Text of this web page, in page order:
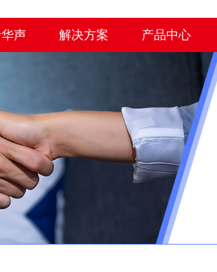
声 解决方案 产品中心